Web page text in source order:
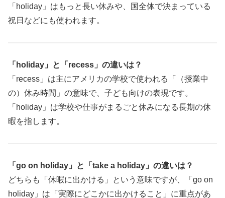
「holiday」はもっと長い休みや、国全体で決まっている
祝日などにも使われます。
「holiday」と「recess」の違いは？
「recess」は主にアメリカの学校で使われる「（授業中
の）休み時間」の意味で、子ども向けの表現です。
「holiday」は学校や仕事がまるごと休みになる長期の休
暇を指します。
「go on holiday」と「take a holiday」の違いは？
どちらも「休暇に出かける」という意味ですが、「go on
holiday」は「実際にどこかに出かけること」に重点があ